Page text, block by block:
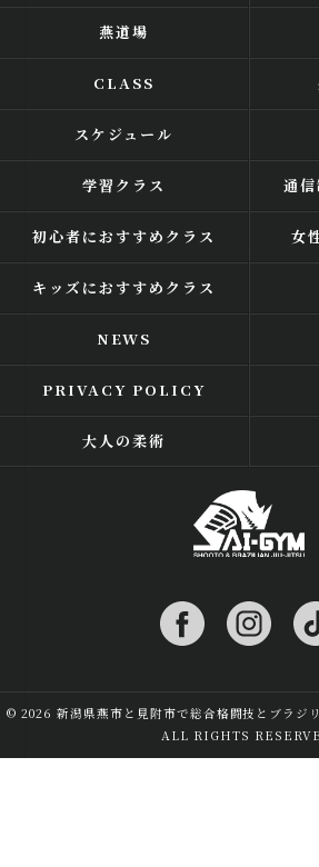
燕道場
CLASS
スケジュール
学習クラス 通
初心者におすすめクラス 女
キッズにおすすめクラス
NEWS
PRIVACY POLICY
大人の柔術
© 2026 新潟県燕市と見附市で総合格闘技とブラジ
ALL RIGHTS